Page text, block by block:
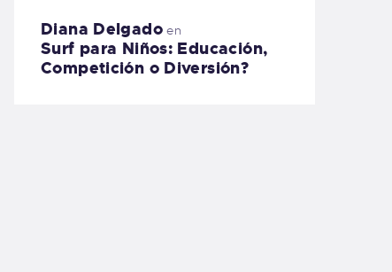
Diana Delgadoen
Surf para Niños: Educación,
Competición o Diversión?